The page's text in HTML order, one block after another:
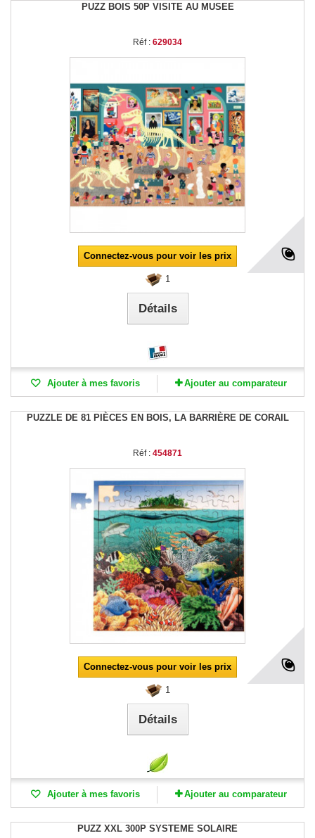
PUZZ BOIS 50P VISITE AU MUSEE
Réf : 629034
Connectez-vous pour voir les prix
1
Détails
Ajouter à mes favoris Ajouter au comparateur
PUZZLE DE 81 PIÈCES EN BOIS, LA BARRIÈRE DE CORAIL
Réf : 454871
Connectez-vous pour voir les prix
1
Détails
Ajouter à mes favoris Ajouter au comparateur
PUZZ XXL 300P SYSTEME SOLAIRE